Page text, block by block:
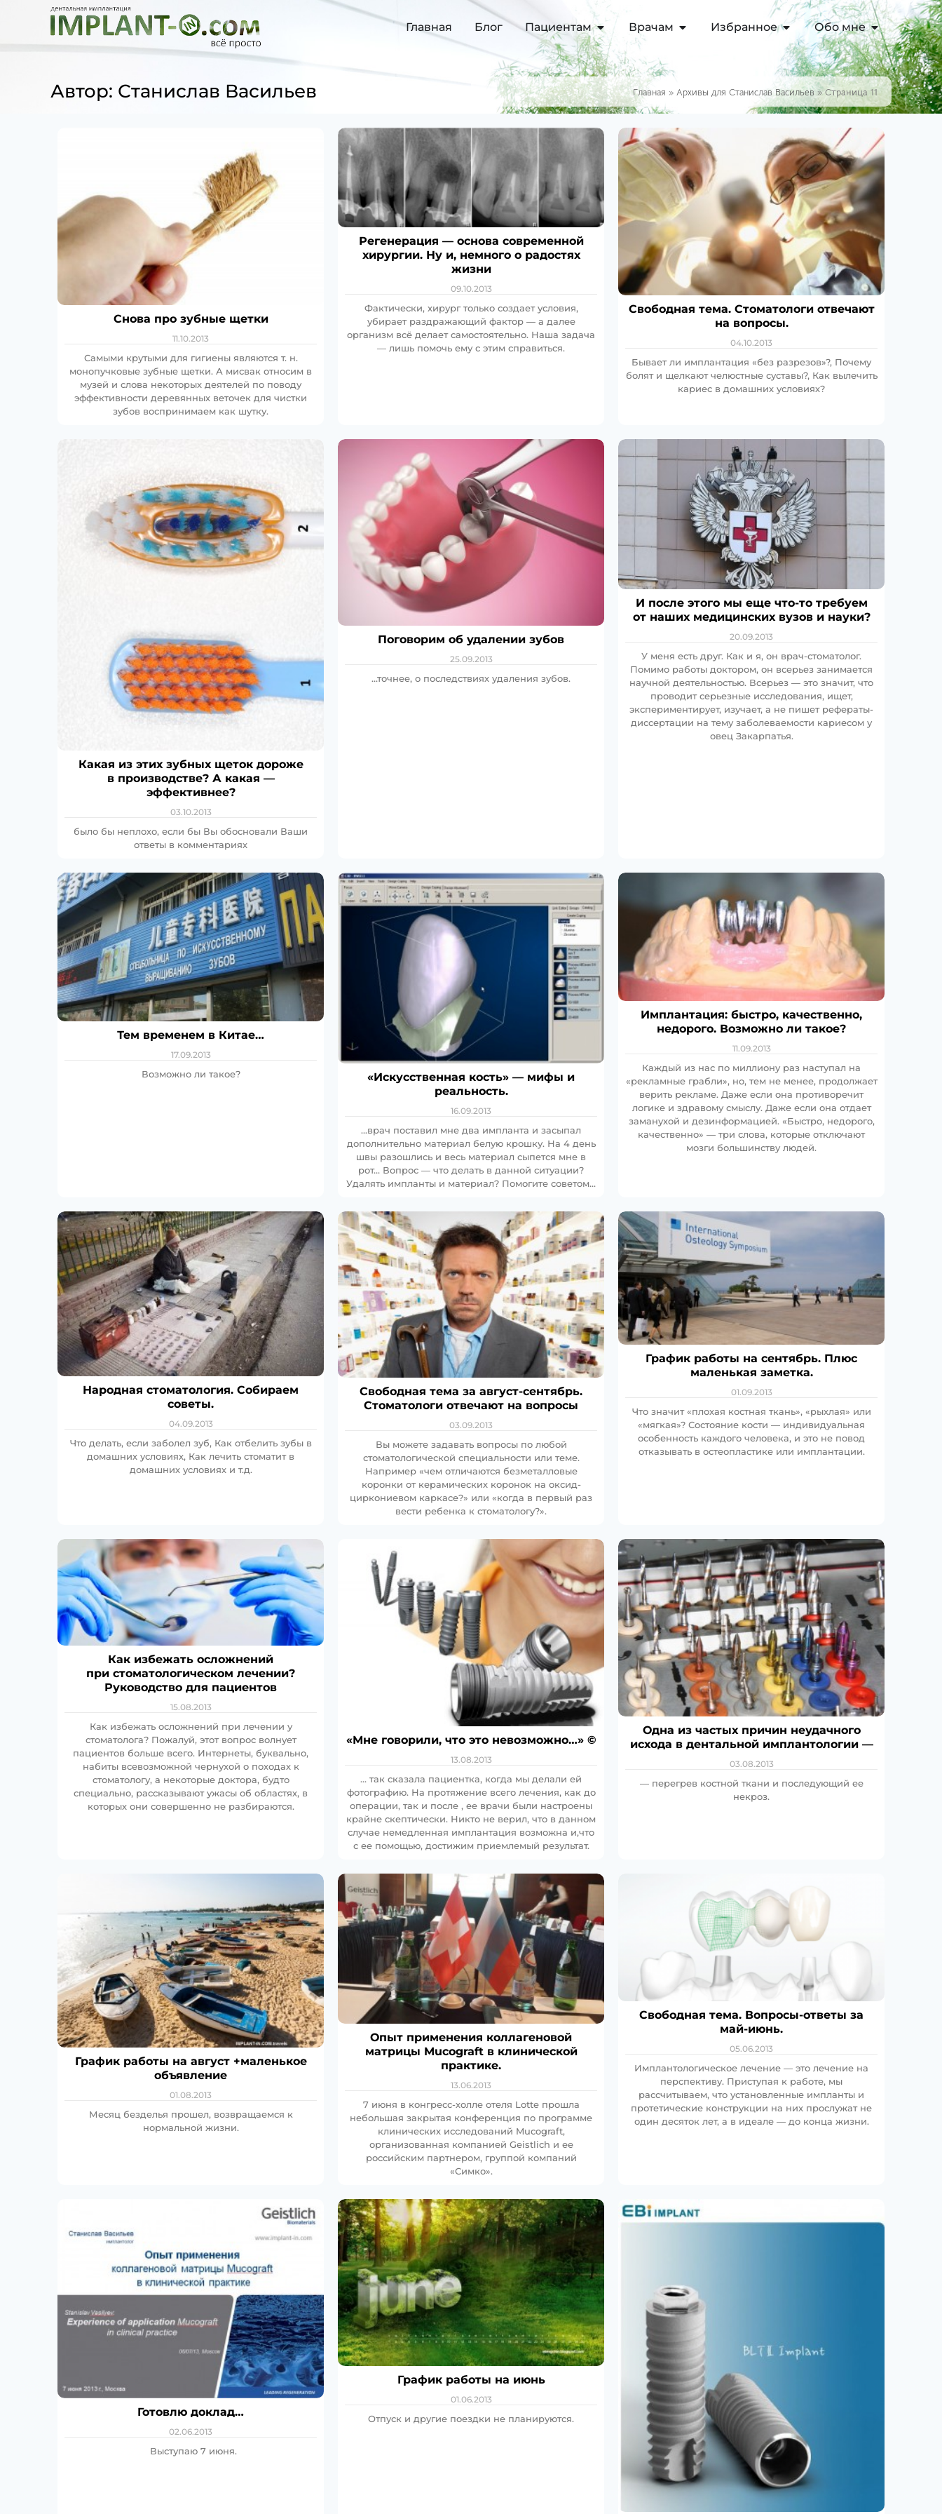
Главная Блог Пациентам Врачам Избранное Обо мне
Автор: Станислав Васильев Главная » Архивы для Станислав Васильев »Страница 11
Снова про зубные щетки
11.10.2013
Самыми крутыми для гигиены являются т. н.
монопучковые зубные щетки. А мисвак относим в
музей и слова некоторых деятелей по поводу
эффективности деревянных веточек для чистки
зубов воспринимаем как шутку.
Регенерация — основа современной
хирургии. Ну и, немного о радостях
жизни
09.10.2013
Фактически, хирург только создает условия,
убирает раздражающий фактор — а далее
организм всё делает самостоятельно. Наша задача
— лишь помочь ему с этим справиться.
Свободная тема. Стоматологи отвечают
на вопросы.
04.10.2013
Бывает ли имплантация «без разрезов»?, Почему
болят и щелкают челюстные суставы?, Как вылечить
кариес в домашних условиях?
Какая из этих зубных щеток дороже
в производстве? А какая —
эффективнее?
03.10.2013
было бы неплохо, если бы Вы обосновали Ваши
ответы в комментариях
Поговорим об удалении зубов
25.09.2013
…точнее, о последствиях удаления зубов.
И после этого мы еще что-то требуем
от наших медицинских вузов и науки?
20.09.2013
У меня есть друг. Как и я, он врач-стоматолог.
Помимо работы доктором, он всерьез занимается
научной деятельностью. Всерьез — это значит, что
проводит серьезные исследования, ищет,
экспериментирует, изучает, а не пишет рефераты-
диссертации на тему заболеваемости кариесом у
овец Закарпатья.
Тем временем в Китае…
17.09.2013
Возможно ли такое?
«Искусственная кость» — мифы и
реальность.
16.09.2013
…врач поставил мне два импланта и засыпал
дополнительно материал белую крошку. На 4 день
швы разошлись и весь материал сыпется мне в
рот… Вопрос — что делать в данной ситуации?
Удалять импланты и материал? Помогите советом…
Имплантация: быстро, качественно,
недорого. Возможно ли такое?
11.09.2013
Каждый из нас по миллиону раз наступал на
«рекламные грабли», но, тем не менее, продолжает
верить рекламе. Даже если она противоречит
логике и здравому смыслу. Даже если она отдает
заманухой и дезинформацией. «Быстро, недорого,
качественно» — три слова, которые отключают
мозги большинству людей.
Народная стоматология. Собираем
советы.
04.09.2013
Что делать, если заболел зуб, Как отбелить зубы в
домашних условиях, Как лечить стоматит в
домашних условиях и т.д.
Свободная тема за август-сентябрь.
Стоматологи отвечают на вопросы
03.09.2013
Вы можете задавать вопросы по любой
стоматологической специальности или теме.
Например «чем отличаются безметалловые
коронки от керамических коронок на оксид-
циркониевом каркасе?» или «когда в первый раз
вести ребенка к стоматологу?».
График работы на сентябрь. Плюс
маленькая заметка.
01.09.2013
Что значит «плохая костная ткань», «рыхлая» или
«мягкая»? Состояние кости — индивидуальная
особенность каждого человека, и это не повод
отказывать в остеопластике или имплантации.
Как избежать осложнений
при стоматологическом лечении?
Руководство для пациентов
15.08.2013
Как избежать осложнений при лечении у
стоматолога? Пожалуй, этот вопрос волнует
пациентов больше всего. Интернеты, буквально,
набиты всевозможной чернухой о походах к
стоматологу, а некоторые доктора, будто
специально, рассказывают ужасы об областях, в
которых они совершенно не разбираются.
«Мне говорили, что это невозможно…» ©
13.08.2013
… так сказала пациентка, когда мы делали ей
фотографию. На протяжение всего лечения, как до
операции, так и после , ее врачи были настроены
крайне скептически. Никто не верил, что в данном
случае немедленная имплантация возможна и,что
с ее помощью, достижим приемлемый результат.
Одна из частых причин неудачного
исхода в дентальной имплантологии —
03.08.2013
— перегрев костной ткани и последующий ее
некроз.
График работы на август +маленькое
объявление
01.08.2013
Месяц безделья прошел, возвращаемся к
нормальной жизни.
Опыт применения коллагеновой
матрицы Mucograft в клинической
практике.
13.06.2013
7 июня в конгресс-холле отеля Lotte прошла
небольшая закрытая конференция по программе
клинических исследований Mucograft,
организованная компанией Geistlich и ее
российским партнером, группой компаний
«Симко».
Свободная тема. Вопросы-ответы за
май-июнь.
05.06.2013
Имплантологическое лечение — это лечение на
перспективу. Приступая к работе, мы
рассчитываем, что установленные импланты и
протетические конструкции на них прослужат не
один десяток лет, а в идеале — до конца жизни.
Готовлю доклад…
02.06.2013
Выступаю 7 июня.
График работы на июнь
01.06.2013
Отпуск и другие поездки не планируются.